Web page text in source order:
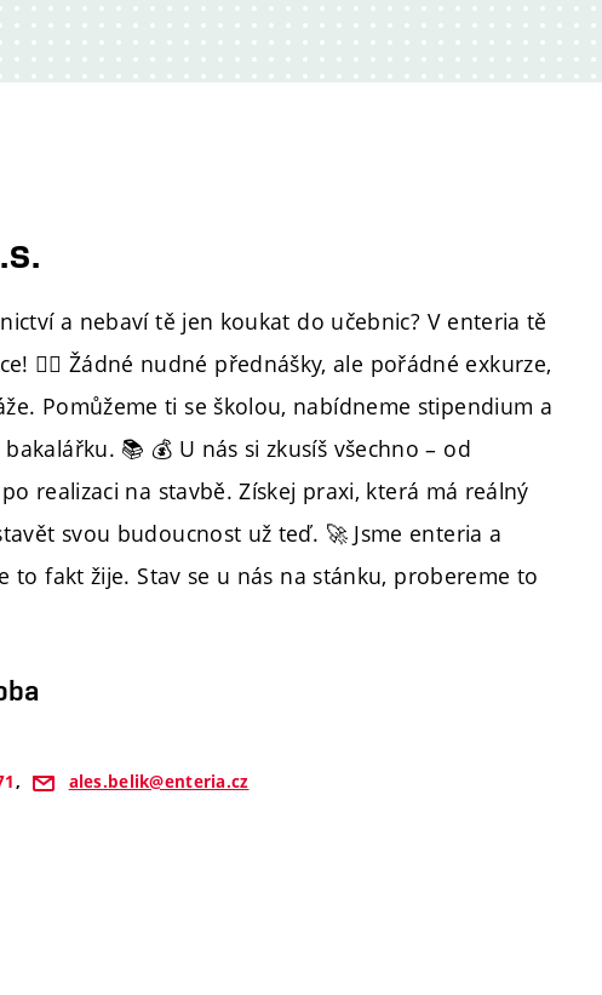
a nebaví tě jen koukat do učebnic? V enteria tě
👷‍♂️ Žádné nudné přednášky, ale pořádné exkurze,
Pomůžeme ti se školou, nabídneme stipendium a
📚 💰 U nás si zkusíš všechno – od
realizaci na stavbě. Získej praxi, která má reálný
svou budoucnost už teď. 🚀 Jsme enteria a
to fakt žije. Stav se u nás na stánku, probereme to
, ales.belik@enteria.cz